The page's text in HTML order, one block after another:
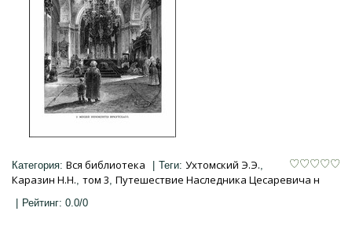
Категория: Вся библиотека Теги: Ухтомский Э.Э.,
Каразин Н.Н., том 3, Путешествие Наследника Цесаревича н
Рейтинг: 0.0/0